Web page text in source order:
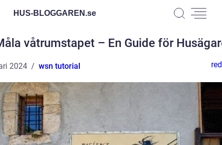
HUS-BLOGGAREN.se
våtrumstapet – En Guide för
2024 wsn tutorial